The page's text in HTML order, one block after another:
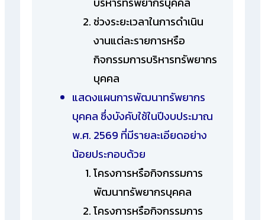
ช่วงระยะเวลาในการดำเนิน
งานแต่ละรายการหรือ
กิจกรรมการบริหารทรัพยากร
บุคคล
แสดงแผนการพัฒนาทรัพยากร
บุคคล ซึ่งบังคับใช้ในปีงบประมาณ
พ.ศ. 2569 ที่มีรายละเอียดอย่าง
น้อยประกอบด้วย
โครงการหรือกิจกรรมการ
พัฒนาทรัพยากรบุคคล
โครงการหรือกิจกรรมการ